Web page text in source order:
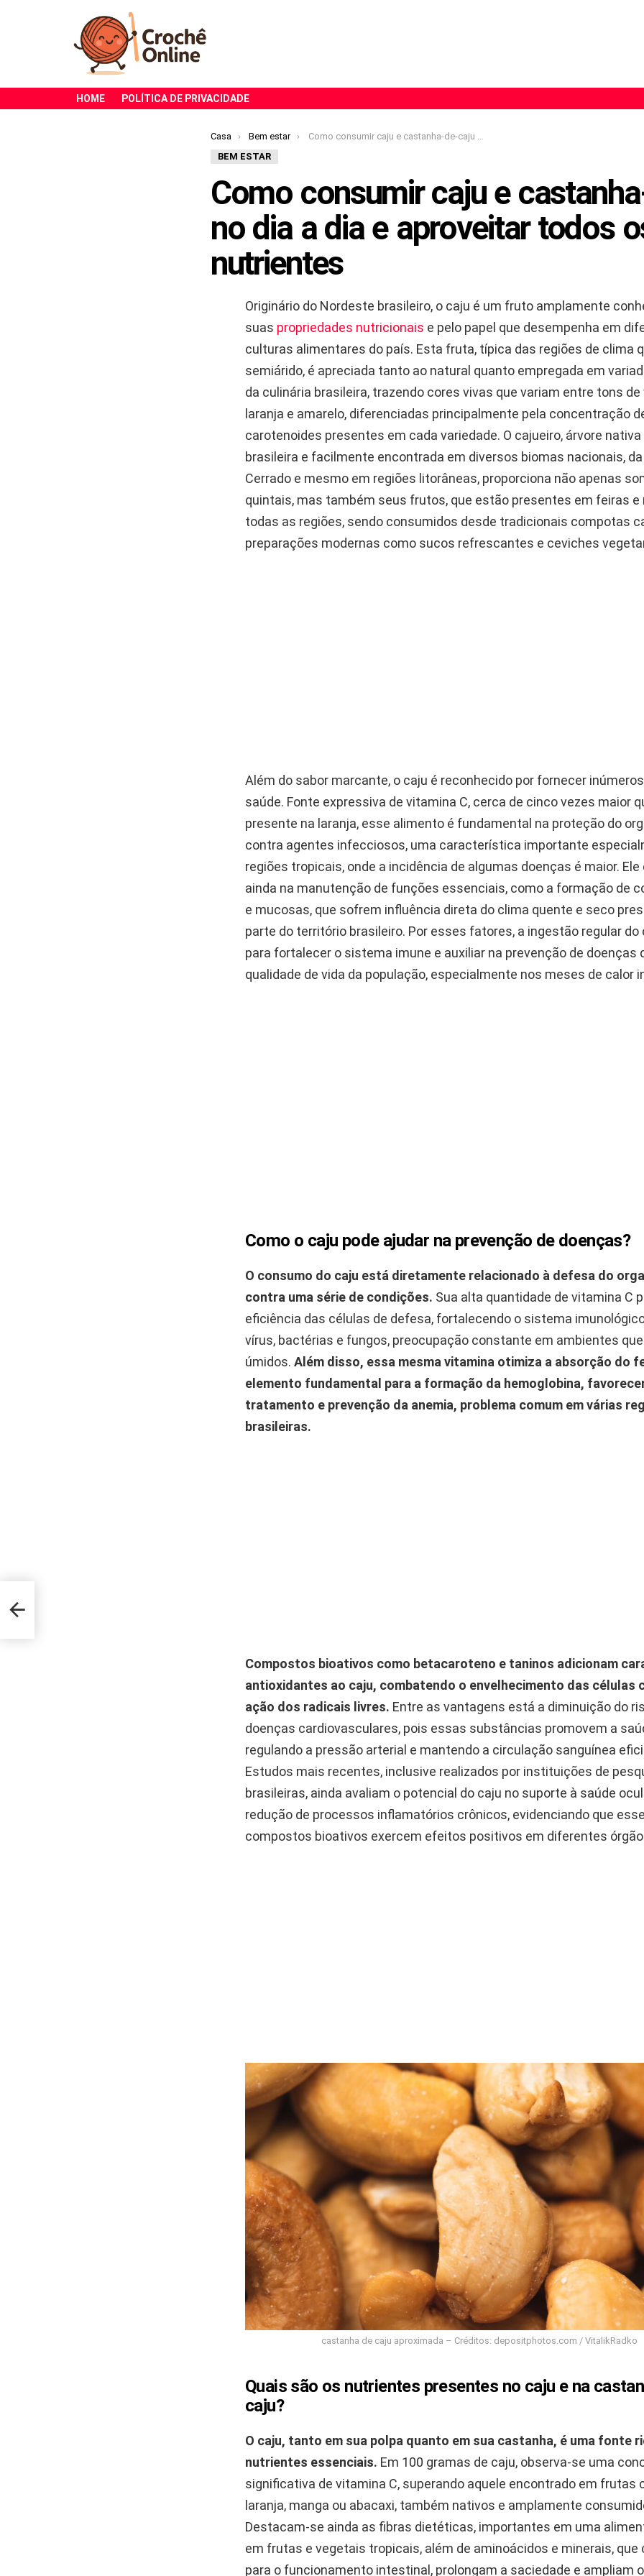
HOME POLÍTICA DE PRIVACIDADE
Você está aqui:
Casa Bem estar
Como consumir caju e castanha-de-caju no dia a dia e aproveitar todos os nutrientes
BEM ESTAR
Como consumir caju e
no dia a dia e aproveitar todos
nutrientes
Originário do Nordeste brasileiro, o caju é um fruto amplamente
suas propriedades nutricionais e pelo papel que desempenha em
culturas alimentares do país. Esta fruta, típica das regiões de clima
semiárido, é apreciada tanto ao natural quanto empregada em
da culinária brasileira, trazendo cores vivas que variam entre tons de
laranja e amarelo, diferenciadas principalmente pela concentração
carotenoides presentes em cada variedade. O cajueiro, árvore nativa
brasileira e facilmente encontrada em diversos biomas nacionais,
Cerrado e mesmo em regiões litorâneas, proporciona não apenas
quintais, mas também seus frutos, que estão presentes em feiras e
todas as regiões, sendo consumidos desde tradicionais compotas
preparações modernas como sucos refrescantes e ceviches
Além do sabor marcante, o caju é reconhecido por fornecer
saúde. Fonte expressiva de vitamina C, cerca de cinco vezes maior
presente na laranja, esse alimento é fundamental na proteção do
contra agentes infecciosos, uma característica importante
regiões tropicais, onde a incidência de algumas doenças é maior. Ele
ainda na manutenção de funções essenciais, como a formação de
e mucosas, que sofrem influência direta do clima quente e seco
parte do território brasileiro. Por esses fatores, a ingestão regular do
para fortalecer o sistema imune e auxiliar na prevenção de doenças
qualidade de vida da população, especialmente nos meses de calor
Como o caju pode ajudar na prevenção de doenças?
O consumo do caju está diretamente relacionado à defesa do
contra uma série de condições. Sua alta quantidade de vitamina C
eficiência das células de defesa, fortalecendo o sistema
vírus, bactérias e fungos, preocupação constante em ambientes
úmidos. Além disso, essa mesma vitamina otimiza a absorção do
elemento fundamental para a formação da hemoglobina,
tratamento e prevenção da anemia, problema comum em várias
brasileiras.
Compostos bioativos como betacaroteno e taninos adicionam
antioxidantes ao caju, combatendo o envelhecimento das células
ação dos radicais livres. Entre as vantagens está a diminuição do
doenças cardiovasculares, pois essas substâncias promovem a
regulando a pressão arterial e mantendo a circulação sanguínea
Estudos mais recentes, inclusive realizados por instituições de
brasileiras, ainda avaliam o potencial do caju no suporte à saúde
redução de processos inflamatórios crônicos, evidenciando que
compostos bioativos exercem efeitos positivos em diferentes
castanha de caju aproximada – Créditos: depositphotos.com / VitalikRadko
Quais são os nutrientes presentes no caju e na
caju?
O caju, tanto em sua polpa quanto em sua castanha, é uma fonte
nutrientes essenciais. Em 100 gramas de caju, observa-se uma
significativa de vitamina C, superando aquele encontrado em frutas
laranja, manga ou abacaxi, também nativos e amplamente
Destacam-se ainda as fibras dietéticas, importantes em uma
em frutas e vegetais tropicais, além de aminoácidos e minerais, que
para o funcionamento intestinal, prolongam a saciedade e ampliam